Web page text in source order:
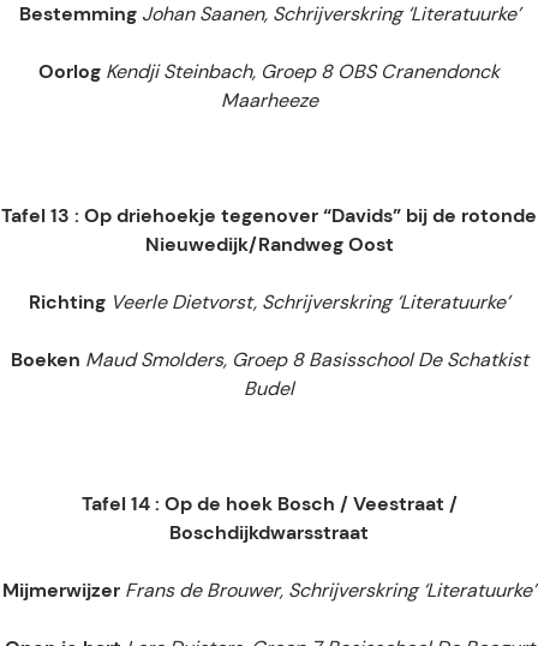
Bestemming Johan Saanen, Schrijverskring ‘Literatuurke’
Oorlog Kendji Steinbach, Groep 8 OBS Cranendonck
Maarheeze
Tafel 13 : Op driehoekje tegenover “Davids” bij de rotonde
Nieuwedijk/Randweg Oost
Richting Veerle Dietvorst, Schrijverskring ‘Literatuurke’
Boeken Maud Smolders, Groep 8 Basisschool De Schatkist
Budel
Tafel 14 : Op de hoek Bosch / Veestraat /
Boschdijkdwarsstraat
Mijmerwijzer Frans de Brouwer, Schrijverskring ‘Literatuurke’